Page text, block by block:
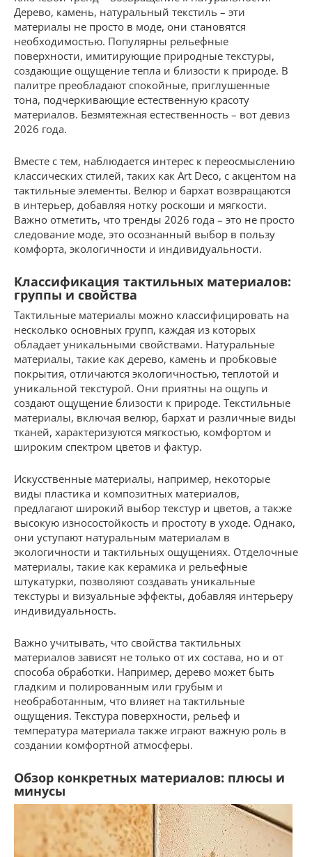
Дерево, камень, натуральный текстиль – эти
материалы не просто в моде, они становятся
необходимостью. Популярны рельефные
поверхности, имитирующие природные текстуры,
создающие ощущение тепла и близости к природе. В
палитре преобладают спокойные, приглушенные
тона, подчеркивающие естественную красоту
материалов. Безмятежная естественность – вот девиз
2026 года.
Вместе с тем, наблюдается интерес к переосмыслению
классических стилей, таких как Art Deco, с акцентом на
тактильные элементы. Велюр и бархат возвращаются
в интерьер, добавляя нотку роскоши и мягкости.
Важно отметить, что тренды 2026 года – это не просто
следование моде, это осознанный выбор в пользу
комфорта, экологичности и индивидуальности.
Классификация тактильных материалов:
группы и свойства
Тактильные материалы можно классифицировать на
несколько основных групп, каждая из которых
обладает уникальными свойствами. Натуральные
материалы, такие как дерево, камень и пробковые
покрытия, отличаются экологичностью, теплотой и
уникальной текстурой. Они приятны на ощупь и
создают ощущение близости к природе. Текстильные
материалы, включая велюр, бархат и различные виды
тканей, характеризуются мягкостью, комфортом и
широким спектром цветов и фактур.
Искусственные материалы, например, некоторые
виды пластика и композитных материалов,
предлагают широкий выбор текстур и цветов, а также
высокую износостойкость и простоту в уходе. Однако,
они уступают натуральным материалам в
экологичности и тактильных ощущениях. Отделочные
материалы, такие как керамика и рельефные
штукатурки, позволяют создавать уникальные
текстуры и визуальные эффекты, добавляя интерьеру
индивидуальность.
Важно учитывать, что свойства тактильных
материалов зависят не только от их состава, но и от
способа обработки. Например, дерево может быть
гладким и полированным или грубым и
необработанным, что влияет на тактильные
ощущения. Текстура поверхности, рельеф и
температура материала также играют важную роль в
создании комфортной атмосферы.
Обзор конкретных материалов: плюсы и
минусы